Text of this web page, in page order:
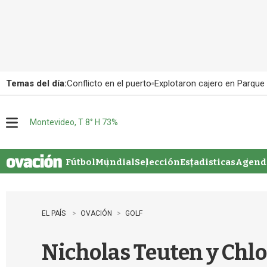
Temas del día:Conflicto en el puerto Explotaron cajero en
u
Montevideo, T 8° H 73%
FútbolMundialSelecciónEstadisticas
EL PAÍS OVACIÓN GOLF
Nicholas Teuten y